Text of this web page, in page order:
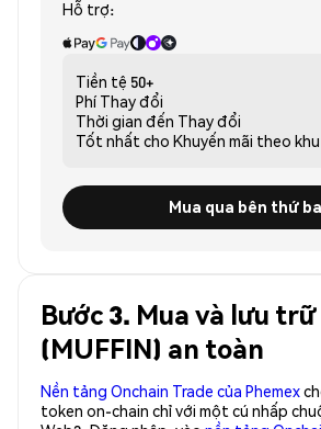
Hỗ trợ:
Tiền tệ 50+
Phí Thay đổi
Thời gian đến Thay đổi
Tốt nhất cho Khuyến mãi theo
Mua qua bên thứ ba
Bước 3. Mua và lưu
(MUFFIN) an toàn
Nền tảng Onchain Trade của Phemex
token on-chain chỉ với một cú nhấp